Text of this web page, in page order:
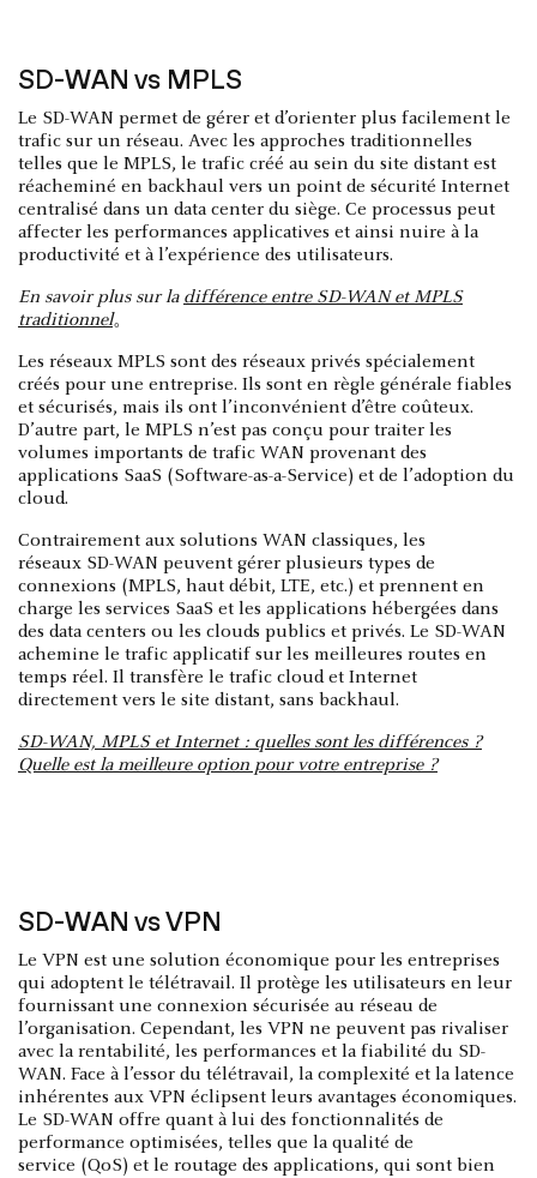
SD-WAN vs MPLS
Le SD-WAN permet de gérer et d’orienter plus facilement le
trafic sur un réseau. Avec les approches traditionnelles
telles que le MPLS, le trafic créé au sein du site distant est
réacheminé en backhaul vers un point de sécurité Internet
centralisé dans un data center du siège. Ce processus peut
affecter les performances applicatives et ainsi nuire à la
productivité et à l’expérience des utilisateurs.
En savoir plus sur la différence entre SD-WAN et MPLS
traditionnel。
Les réseaux MPLS sont des réseaux privés spécialement
créés pour une entreprise. Ils sont en règle générale fiables
et sécurisés, mais ils ont l’inconvénient d’être coûteux.
D’autre part, le MPLS n’est pas conçu pour traiter les
volumes importants de trafic WAN provenant des
applications SaaS (Software-as-a-Service) et de l’adoption du
cloud.
Contrairement aux solutions WAN classiques, les
réseaux SD-WAN peuvent gérer plusieurs types de
connexions (MPLS, haut débit, LTE, etc.) et prennent en
charge les services SaaS et les applications hébergées dans
des data centers ou les clouds publics et privés. Le SD-WAN
achemine le trafic applicatif sur les meilleures routes en
temps réel. Il transfère le trafic cloud et Internet
directement vers le site distant, sans backhaul.
SD-WAN, MPLS et Internet : quelles sont les différences ?
Quelle est la meilleure option pour votre entreprise ?
SD-WAN vs VPN
Le VPN est une solution économique pour les entreprises
qui adoptent le télétravail. Il protège les utilisateurs en leur
fournissant une connexion sécurisée au réseau de
l’organisation. Cependant, les VPN ne peuvent pas rivaliser
avec la rentabilité, les performances et la fiabilité du SD-
WAN. Face à l’essor du télétravail, la complexité et la latence
inhérentes aux VPN éclipsent leurs avantages économiques.
Le SD-WAN offre quant à lui des fonctionnalités de
performance optimisées, telles que la qualité de
service (QoS) et le routage des applications, qui sont bien